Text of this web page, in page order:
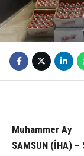
Muhammer Ay
SAMSUN (İHA) –